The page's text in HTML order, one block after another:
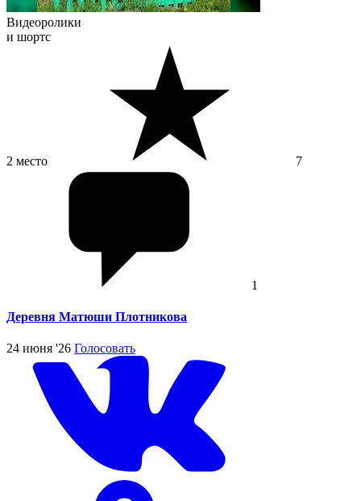
Видеоролики
и шортс
2 место 7
1
Деревня Матюши Плотникова
24 июня '26 Голосовать